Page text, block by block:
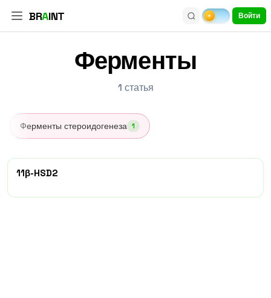
BRAINT Войти
Ферменты
1 статья
Ферменты стероидогенеза 1
11β-HSD2